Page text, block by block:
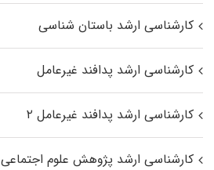
کارشناسی ارشد باستان شناسی
کارشناسی ارشد پدافند غیرعامل
کارشناسی ارشد پدافند غیرعامل ۲
کارشناسی ارشد پژوهش علوم اجتماعی